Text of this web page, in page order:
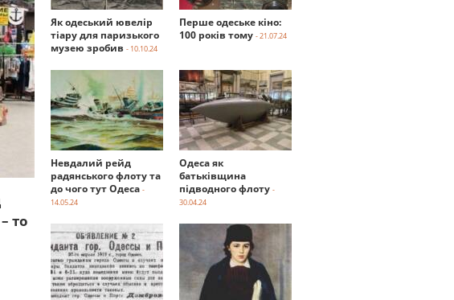
то
Як одеський ювелір
тіару для паризького
музею зробив - 10.10.24
Перше одеське кіно:
100 років тому - 21.07.24
Невдалий рейд
радянського флоту та
до чого тут Одеса -
14.05.24
Одеса як
батьківщина
підводного флоту -
30.04.24